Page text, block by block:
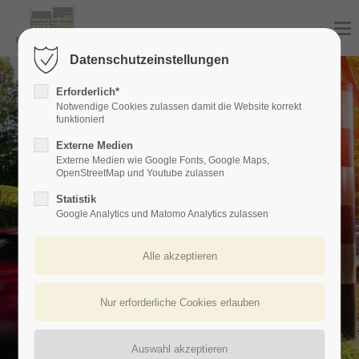
Login
Benutzername
Passwort
Anmelden
Support
Lorem ipsum dolor sit amet:
Datenschutzeinstellungen
Erforderlich*
Notwendige Cookies zulassen damit die Website korrekt
funktioniert
Externe Medien
Externe Medien wie Google Fonts, Google Maps,
OpenStreetMap und Youtube zulassen
Statistik
Google Analytics und Matomo Analytics zulassen